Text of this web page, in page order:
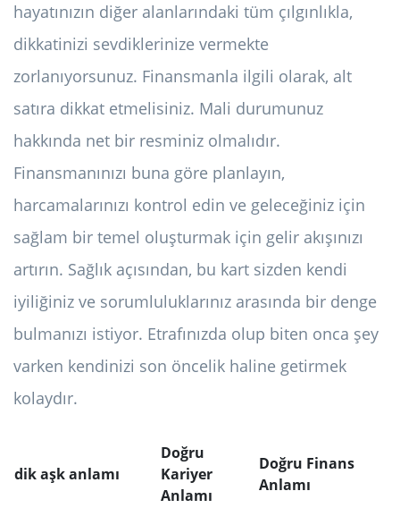
hayatınızın diğer alanlarındaki tüm çılgınlıkla,
dikkatinizi sevdiklerinize vermekte
zorlanıyorsunuz. Finansmanla ilgili olarak, alt
satıra dikkat etmelisiniz. Mali durumunuz
hakkında net bir resminiz olmalıdır.
Finansmanınızı buna göre planlayın,
harcamalarınızı kontrol edin ve geleceğiniz için
sağlam bir temel oluşturmak için gelir akışınızı
artırın. Sağlık açısından, bu kart sizden kendi
iyiliğiniz ve sorumluluklarınız arasında bir denge
bulmanızı istiyor. Etrafınızda olup biten onca şey
varken kendinizi son öncelik haline getirmek
kolaydır.
dik aşk anlamı
Doğru
Kariyer
Anlamı
Doğru Finans
Anlamı